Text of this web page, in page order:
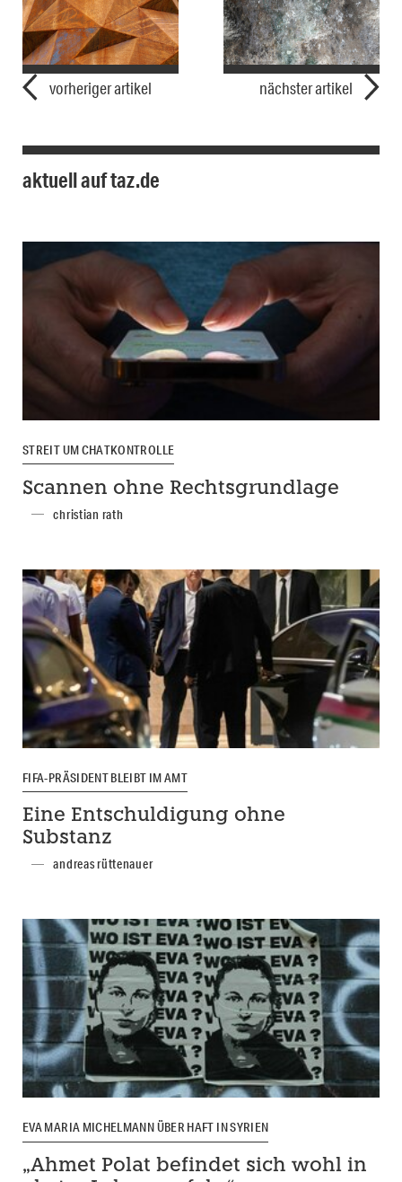
vorheriger artikel nächster artikel
aktuell auf taz.de
STREIT UM CHATKONTROLLE
Scannen ohne Rechtsgrundlage
christian rath
FIFA-PRÄSIDENT BLEIBT IM AMT
Eine Entschuldigung ohne
Substanz
andreas rüttenauer
EVA MARIA MICHELMANN ÜBER HAFT IN SYRIEN
„Ahmet Polat befindet sich wohl in